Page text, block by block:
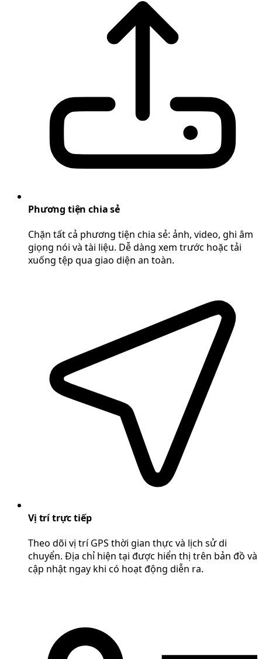
Phương tiện chia sẻ
Chặn tất cả phương tiện chia sẻ: ảnh, video, ghi âm
giọng nói và tài liệu. Dễ dàng xem trước hoặc tải
xuống tệp qua giao diện an toàn.
Vị trí trực tiếp
Theo dõi vị trí GPS thời gian thực và lịch sử di
chuyển. Địa chỉ hiện tại được hiển thị trên bản đồ và
cập nhật ngay khi có hoạt động diễn ra.